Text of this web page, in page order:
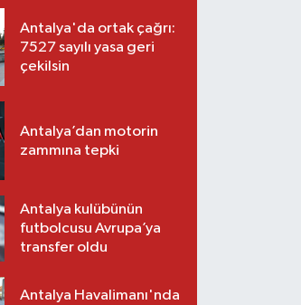
Antalya'da ortak çağrı:
7527 sayılı yasa geri
çekilsin
Antalya’dan motorin
zammına tepki
Antalya kulübünün
futbolcusu Avrupa’ya
transfer oldu
Antalya Havalimanı'nda